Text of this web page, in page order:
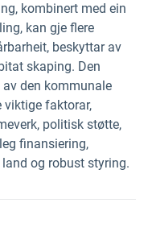
kombinert med ein
kan gje flere
beskyttar av
skaping. Den
den kommunale
viktige faktorar,
politisk støtte,
finansiering,
og robust styring.